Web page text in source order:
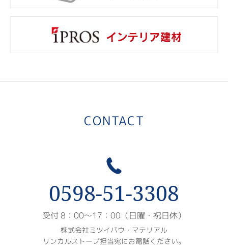
CONTACT
0598-51-3308
受付 8：00〜17：00（日曜・祝日休）
株式会社ミツイバウ・マテリアル
リンカルストーブ担当宛にお電話ください。